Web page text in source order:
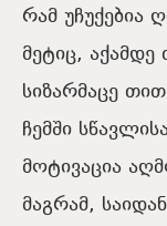
რამ უჩუქებია
მეტიც,
სიზარმაცე
ჩემში
მოტივაცია
მაგრამ,